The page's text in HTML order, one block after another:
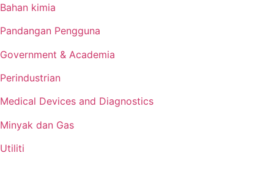
Bahan kimia
Pandangan Pengguna
Government & Academia
Perindustrian
Medical Devices and Diagnostics
Minyak dan Gas
Utiliti